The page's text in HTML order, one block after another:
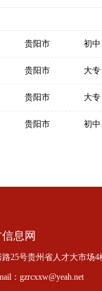
贵阳市 初中
贵阳市 大专
贵阳市 大专
贵阳市 初中
息网
25号贵州省人才大市场
：gzrcxxw@yeah.net